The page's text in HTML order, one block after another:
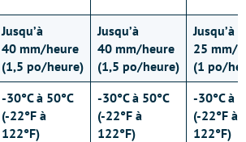
Jusqu’à
40 mm/heure
(1,5 po/heure)
Jusqu’à
40 mm/heure
(1,5 po/heure)
Jusqu’à
25 mm/
(1 po/
-30°C à 50°C
(-22°F à
122°F)
-30°C à 50°C
(-22°F à
122°F)
-30°C à
(-22°F à
122°F)